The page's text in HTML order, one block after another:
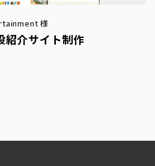
様
紹介サイト制作